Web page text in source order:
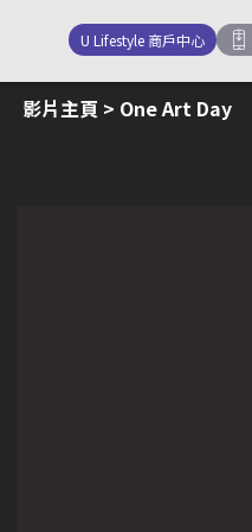
U Lifestyle 商戶中心
影片主頁 > One Art Day